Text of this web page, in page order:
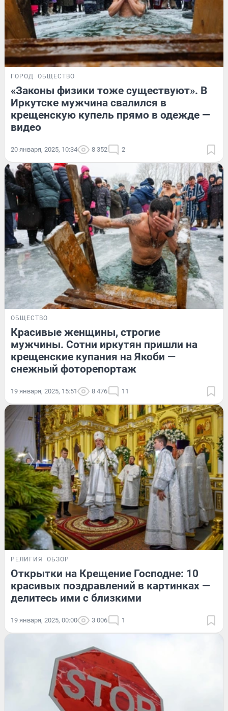
ГОРОД ОБЩЕСТВО
«Законы физики тоже существуют». В
Иркутске мужчина свалился в
крещенскую купель прямо в одежде —
видео
20 января, 2025, 10:34 8 352 2
ОБЩЕСТВО
Красивые женщины, строгие
мужчины. Сотни иркутян пришли на
крещенские купания на Якоби —
снежный фоторепортаж
19 января, 2025, 15:51 8 476 11
РЕЛИГИЯ ОБЗОР
Открытки на Крещение Господне: 10
красивых поздравлений в картинках —
делитесь ими с близкими
19 января, 2025, 00:00 3 006 1